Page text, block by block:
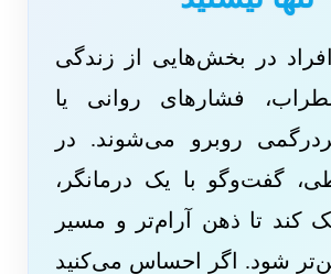
در بخش‌هایی از زندگی
فشارهای روانی یا
روبرو می‌شوند. در
گفت‌وگو با یک درمانگر،
کند تا ذهن آرام‌تر و مسیر
شود. اگر احساس می‌کنید